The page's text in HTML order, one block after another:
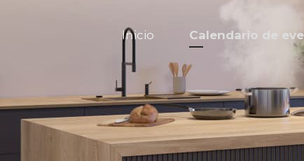
Inicio Calendario de